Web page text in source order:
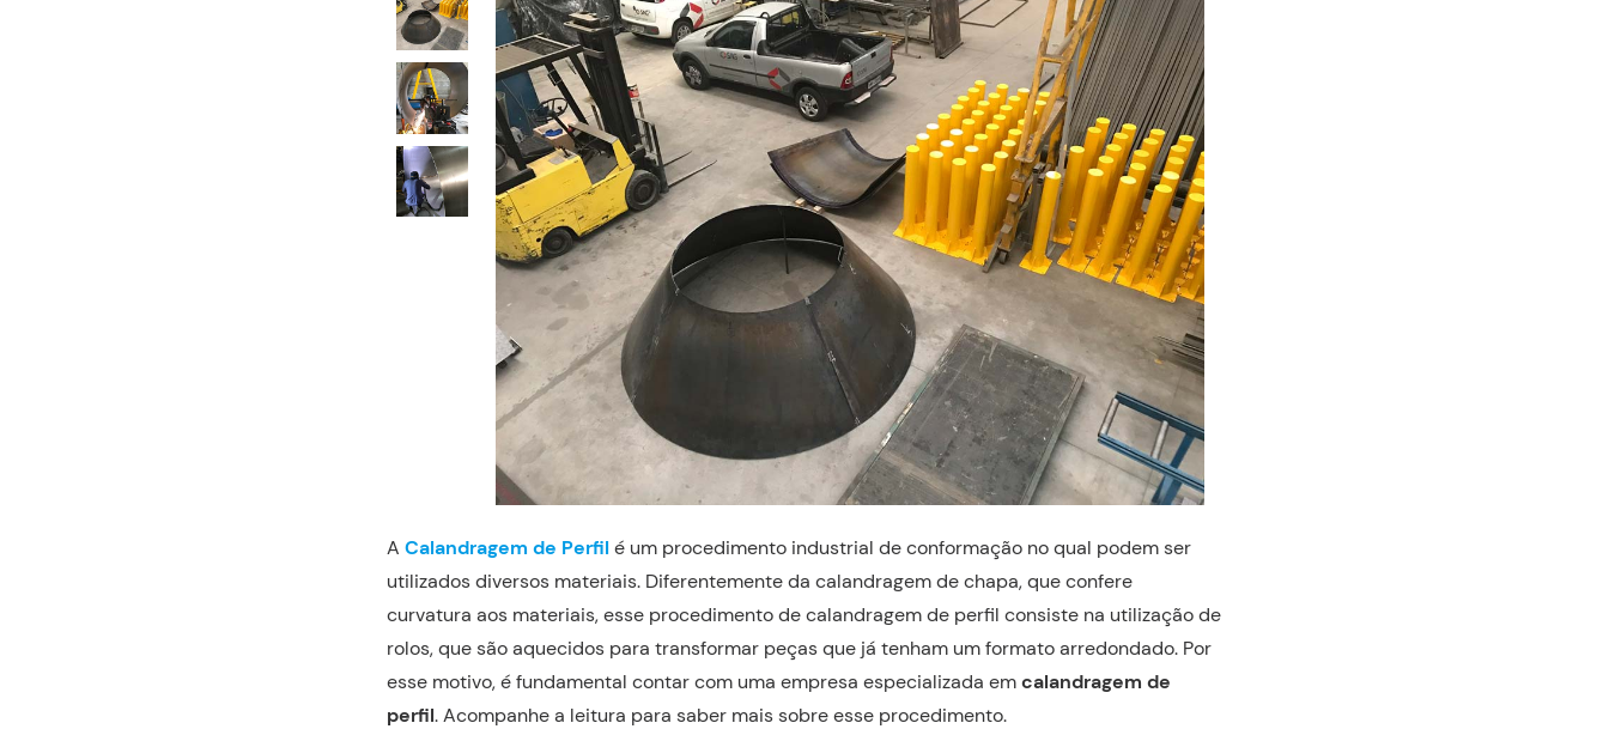
ACalandragem de Perfilé um procedimento industrial de conformação no qual podem ser
utilizados diversos materiais. Diferentemente da calandragem de chapa, que confere
curvatura aos materiais, esse procedimento de calandragem de perfil consiste na utilização de
rolos, que são aquecidos para transformar peças que já tenham um formato arredondado. Por
esse motivo, é fundamental contar com uma empresa especializada emcalandragem de
perfil. Acompanhe a leitura para saber mais sobre esse procedimento.